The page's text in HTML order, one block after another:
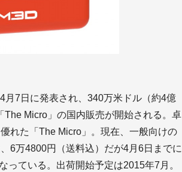
月7日に発表され、340万米ドル（約4億
Micro」の国内販売が開始される。卓
れた「The Micro」。現在、一般向けの
6万4800円（送料込）だが4月6日までに
っている。出荷開始予定は2015年7月。